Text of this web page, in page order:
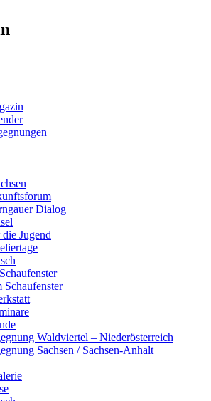
Dialog
Jugend
Waldviertel – Niederösterreich
Sachsen / Sachsen-Anhalt